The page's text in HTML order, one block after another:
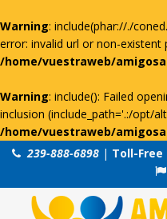
Warning: include(phar://./
error: invalid url or non-existent
/home/vuestraweb/
Warning: include(): Failed
inclusion (include_path='.:/opt/
/home/vuestraweb/
239-888-6898 | Toll-Free